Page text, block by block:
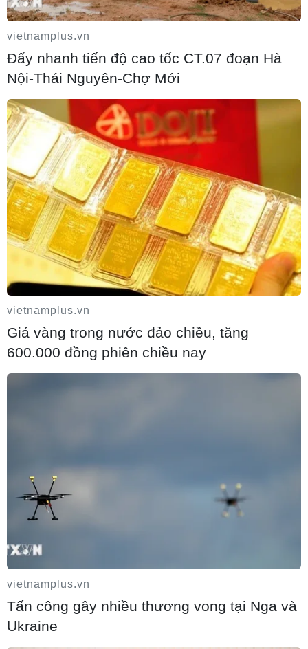
Khám phá điểm du lịch nổi tiếng Mũi
Tobizina ở Nga
09/08/2026 16:20
Nga và Syria đạt thỏa thuận mới về tương
lai hai căn cứ chiến lược
09/08/2026 15:21
Vấn đề người di cư: Đức khôi phục cơ chế
09/08/2026 14:40
vietnamplus.vn
Đẩy nhanh tiến độ cao tốc CT.07 đoạn Hà
Nội-Thái Nguyên-Chợ Mới
vietnamplus.vn
Giá vàng trong nước đảo chiều, tăng
600.000 đồng phiên chiều nay
vietnamplus.vn
Tấn công gây nhiều thương vong tại Nga và
Ukraine